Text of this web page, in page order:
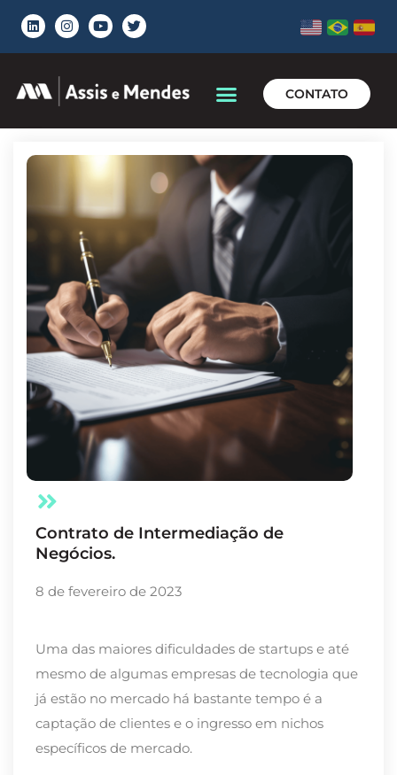
CONTATO
Contrato de Intermediação de
Negócios.
8 de fevereiro de 2023
Uma das maiores dificuldades de startups e até
mesmo de algumas empresas de tecnologia que
já estão no mercado há bastante tempo é a
captação de clientes e o ingresso em nichos
específicos de mercado.